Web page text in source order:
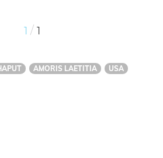
1 / 1
AMORIS LAETITIA USA